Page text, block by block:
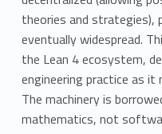
theories and strategies),
eventually widespread.
the Lean 4 ecosystem,
engineering practice as
The machinery is
mathematics, not